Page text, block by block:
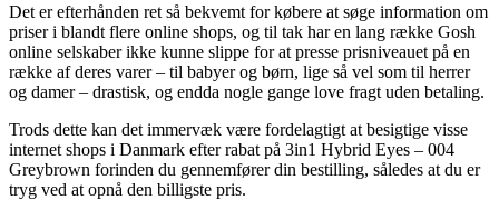
Det er efterhånden ret så bekvemt for købere at søge information om
priser i blandt flere online shops, og til tak har en lang række Gosh
online selskaber ikke kunne slippe for at presse prisniveauet på en
række af deres varer – til babyer og børn, lige så vel som til herrer
og damer – drastisk, og endda nogle gange love fragt uden betaling.
Trods dette kan det immervæk være fordelagtigt at besigtige visse
internet shops i Danmark efter rabat på 3in1 Hybrid Eyes – 004
Greybrown forinden du gennemfører din bestilling, således at du er
tryg ved at opnå den billigste pris.